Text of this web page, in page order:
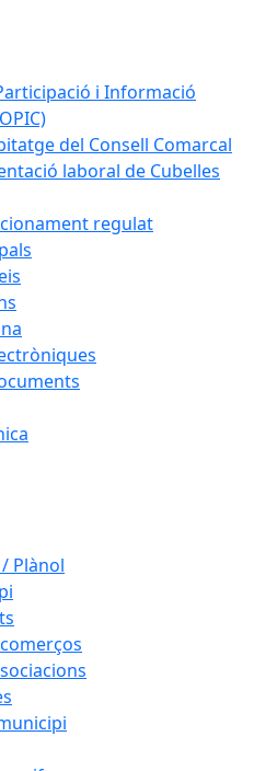
i Informació
del Consell Comarcal
laboral de Cubelles
regulat
Plànol